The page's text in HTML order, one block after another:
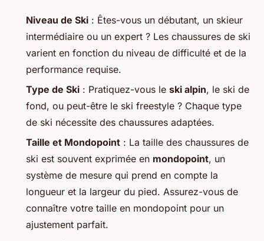
Niveau de Ski : Êtes-vous un débutant, un skieur
intermédiaire ou un expert ? Les chaussures de ski
varient en fonction du niveau de difficulté et de la
performance requise.
Type de Ski : Pratiquez-vous le ski alpin, le ski de
fond, ou peut-être le ski freestyle ? Chaque type
de ski nécessite des chaussures adaptées.
Taille et Mondopoint : La taille des chaussures de
ski est souvent exprimée en mondopoint, un
système de mesure qui prend en compte la
longueur et la largeur du pied. Assurez-vous de
connaître votre taille en mondopoint pour un
ajustement parfait.